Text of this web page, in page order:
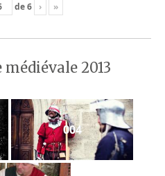
de6 › »
médiévale 2013
004